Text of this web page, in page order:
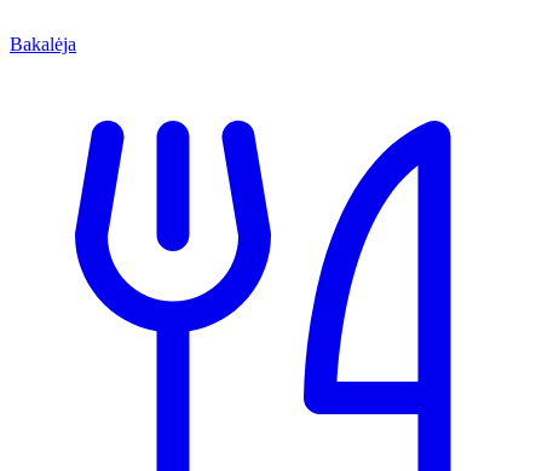
Bakalėja